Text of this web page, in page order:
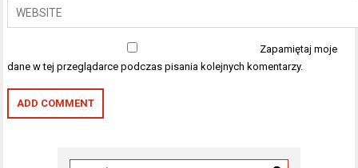
Zapamiętaj moje
dane w tej przeglądarce podczas pisania kolejnych komentarzy.